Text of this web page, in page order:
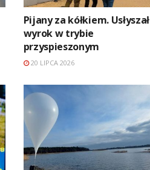
Pijany za kółkiem. Usłyszał
wyrok w trybie
przyspieszonym
20 LIPCA 2026